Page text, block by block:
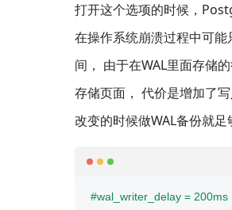
打开这个选项的时候，
在操作系统崩溃过程中可
间， 由于在WAL里面存储
存储页面， 代价是增加了
改变的时候做WAL备份就
#wal_writer_delay = 200ms